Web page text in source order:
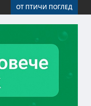
ОТ ПТИЧИ ПОГЛЕД